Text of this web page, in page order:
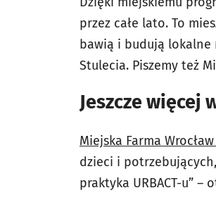
przez całe lato. To
bawią i budują lokalne
Stulecia. Piszemy też
Jeszcze więcej
Miejska Farma
dzieci i
praktyka URBACT-u”